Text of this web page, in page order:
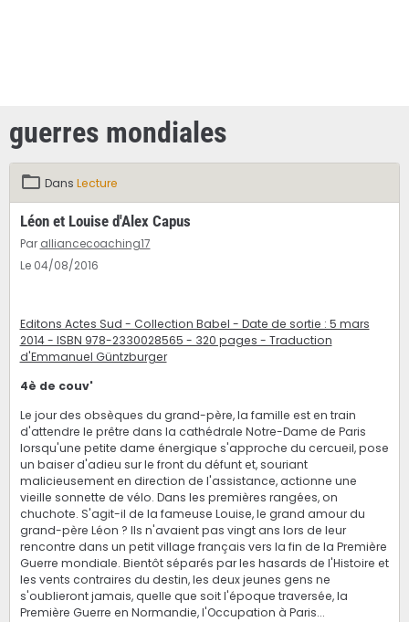
guerres mondiales
Dans Lecture
Léon et Louise d'Alex Capus
Par alliancecoaching17
Le 04/08/2016
Editons Actes Sud - Collection Babel - Date de sortie : 5 mars
2014 - ISBN 978-2330028565 - 320 pages - Traduction
d'Emmanuel Güntzburger
4è de couv'
Le jour des obsèques du grand-père, la famille est en train
d'attendre le prêtre dans la cathédrale Notre-Dame de Paris
lorsqu'une petite dame énergique s'approche du cercueil, pose
un baiser d'adieu sur le front du défunt et, souriant
malicieusement en direction de l'assistance, actionne une
vieille sonnette de vélo. Dans les premières rangées, on
chuchote. S'agit-il de la fameuse Louise, le grand amour du
grand-père Léon ? Ils n'avaient pas vingt ans lors de leur
rencontre dans un petit village français vers la fin de la Première
Guerre mondiale. Bientôt séparés par les hasards de l'Histoire et
les vents contraires du destin, les deux jeunes gens ne
s'oublieront jamais, quelle que soit l'époque traversée, la
Première Guerre en Normandie, l'Occupation à Paris...